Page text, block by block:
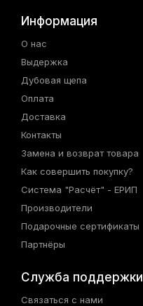
Информация
О нас
Выдержка
Дубовая щепа
Оплата
Доставка
Контакты
Замена и возврат товара
Как совершить покупку?
Система "Расчёт" - ЕРИП
Производители
Подарочные сертификаты
Партнёры
Служба поддержки
Связаться с нами